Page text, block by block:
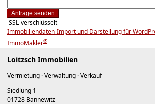
Anfrage senden
SSL-verschlüsselt
Immobiliendaten-Import und Darstellung für
ImmoMakler®
Loitzsch Immobilien
Vermietung · Verwaltung · Verkauf
Siedlung 1
01728 Bannewitz